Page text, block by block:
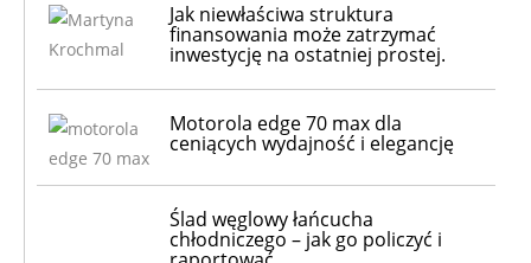
Jak niewłaściwa struktura
finansowania może zatrzymać
inwestycję na ostatniej prostej.
Motorola edge 70 max dla
ceniących wydajność i elegancję
Ślad węglowy łańcucha
chłodniczego – jak go policzyć i